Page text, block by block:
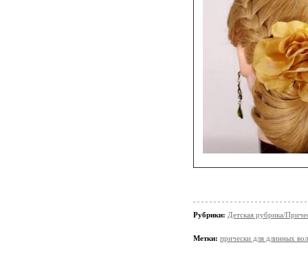
Рубрики: Детская рубрика/
Метки: прически для длинных